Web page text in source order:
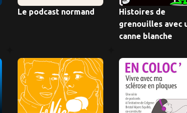
Le podcast normand
Histoires de
grenouilles avec
canne blanche